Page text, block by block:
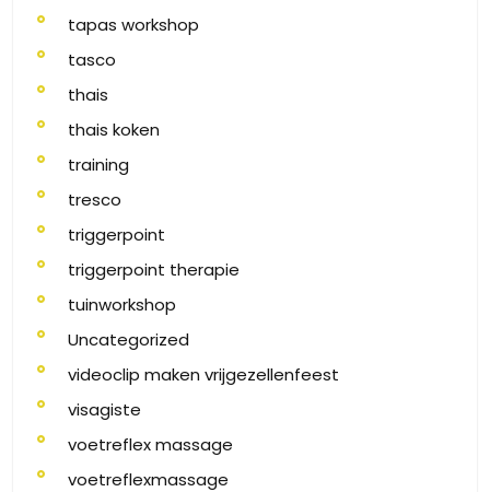
tapas workshop
tasco
thais
thais koken
training
tresco
triggerpoint
triggerpoint therapie
tuinworkshop
Uncategorized
videoclip maken vrijgezellenfeest
visagiste
voetreflex massage
voetreflexmassage